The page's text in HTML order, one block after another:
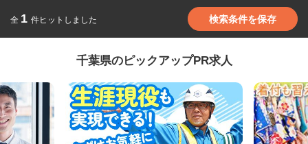
全 1 件ヒットしました 検索条件を保存
千葉県のピックアップPR求人